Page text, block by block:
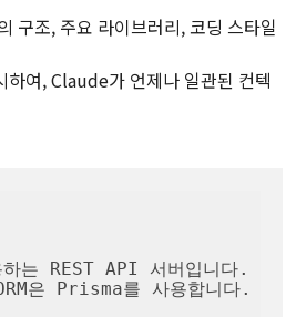
구조, 주요 라이브러리, 코딩 스타일
하여, Claude가 언제나 일관된 컨텍
는 REST API 서버입니다.
은 Prisma를 사용합니다.